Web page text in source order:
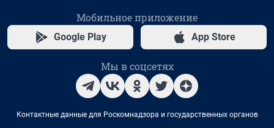
Мобильное приложение
Google Play App Store
Мы в соцсетях
Контактные данные для Роскомнадзора и государственных органов